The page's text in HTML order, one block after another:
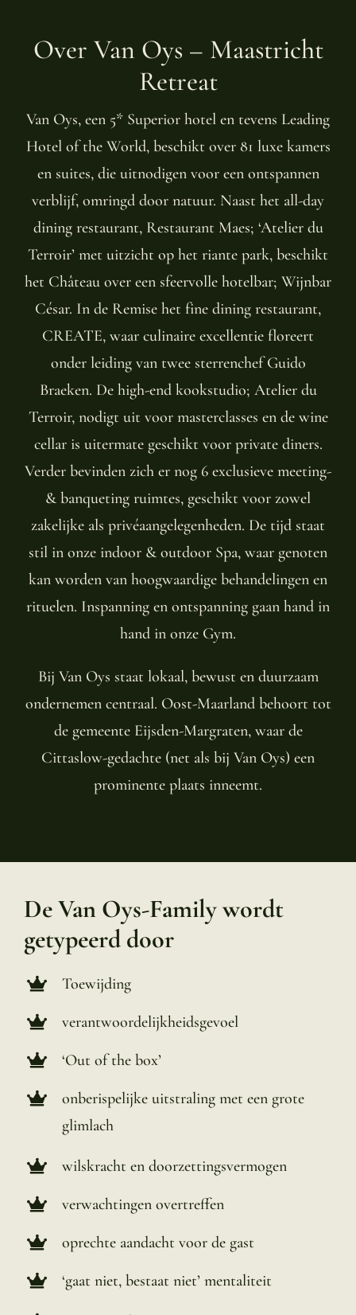
Over Van Oys – Maastricht
Retreat
Van Oys, een 5* Superior hotel en tevens Leading
Hotel of the World, beschikt over 81 luxe kamers
en suites, die uitnodigen voor een ontspannen
verblijf, omringd door natuur. Naast het all-day
dining restaurant, Restaurant Maes; ‘Atelier du
Terroir’ met uitzicht op het riante park, beschikt
het Château over een sfeervolle hotelbar; Wijnbar
César. In de Remise het fine dining restaurant,
CREATE, waar culinaire excellentie floreert
onder leiding van twee sterrenchef Guido
Braeken. De high-end kookstudio; Atelier du
Terroir, nodigt uit voor masterclasses en de wine
cellar is uitermate geschikt voor private diners.
Verder bevinden zich er nog 6 exclusieve meeting-
& banqueting ruimtes, geschikt voor zowel
zakelijke als privéaangelegenheden. De tijd staat
stil in onze indoor & outdoor Spa, waar genoten
kan worden van hoogwaardige behandelingen en
rituelen. Inspanning en ontspanning gaan hand in
hand in onze Gym.
Bij Van Oys staat lokaal, bewust en duurzaam
ondernemen centraal. Oost-Maarland behoort tot
de gemeente Eijsden-Margraten, waar de
Cittaslow-gedachte (net als bij Van Oys) een
prominente plaats inneemt.
De Van Oys-Family wordt
getypeerd door
Toewijding
verantwoordelijkheidsgevoel
‘Out of the box’
onberispelijke uitstraling met een grote
glimlach
wilskracht en doorzettingsvermogen
verwachtingen overtreffen
oprechte aandacht voor de gast
‘gaat niet, bestaat niet’ mentaliteit